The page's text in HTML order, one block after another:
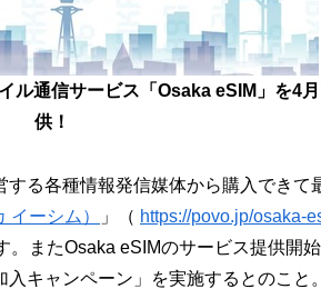
ル通信サービス「Osaka eSIM」を4
供！
る各種情報発信媒体から購入できて
イーシム） 」（ https://povo.jp/osaka-
またOsaka eSIMのサービス提供開
キャンペーン」を実施するとのこと。